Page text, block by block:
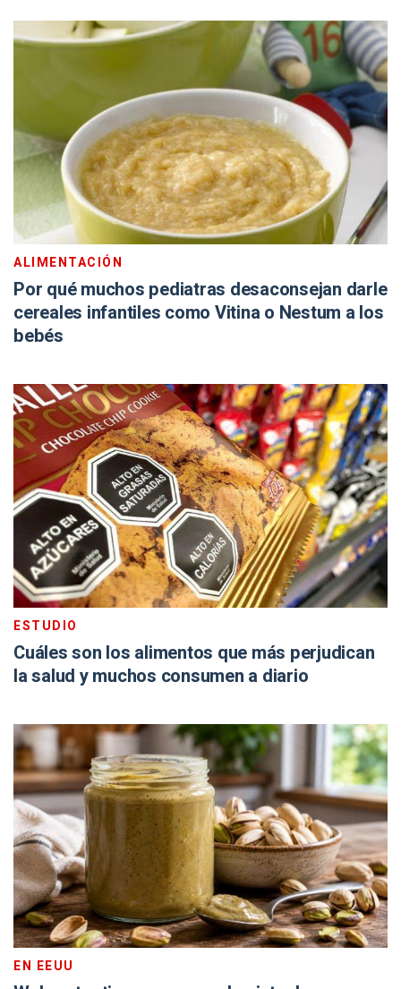
ALIMENTACIÓN
Por qué muchos pediatras desaconsejan darle
cereales infantiles como Vitina o Nestum a los
bebés
ESTUDIO
Cuáles son los alimentos que más perjudican
la salud y muchos consumen a diario
EN EEUU